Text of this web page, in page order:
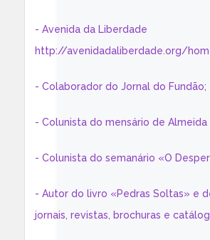
- Avenida da Liberdade
http://avenidadaliberdade.org/
- Colaborador do Jornal do Fundão;
- Colunista do mensário de Almeida
- Colunista do semanário «O
- Autor do livro «Pedras Soltas» e
jornais, revistas, brochuras e